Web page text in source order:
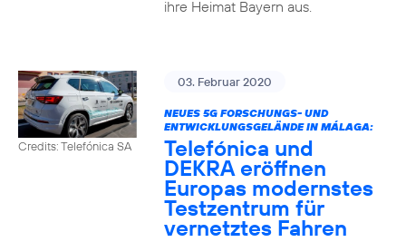
ihre Heimat Bayern aus.
Credits: Telefónica SA
03. Februar 2020
NEUES 5G FORSCHUNGS- UND
ENTWICKLUNGSGELÄNDE IN MÁLAGA:
Telefónica und
DEKRA eröffnen
Europas modernstes
Testzentrum für
vernetztes Fahren